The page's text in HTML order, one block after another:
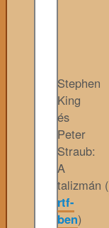
Stephen
King
és
Peter
Straub:
A
talizmán (
rtf-
ben)